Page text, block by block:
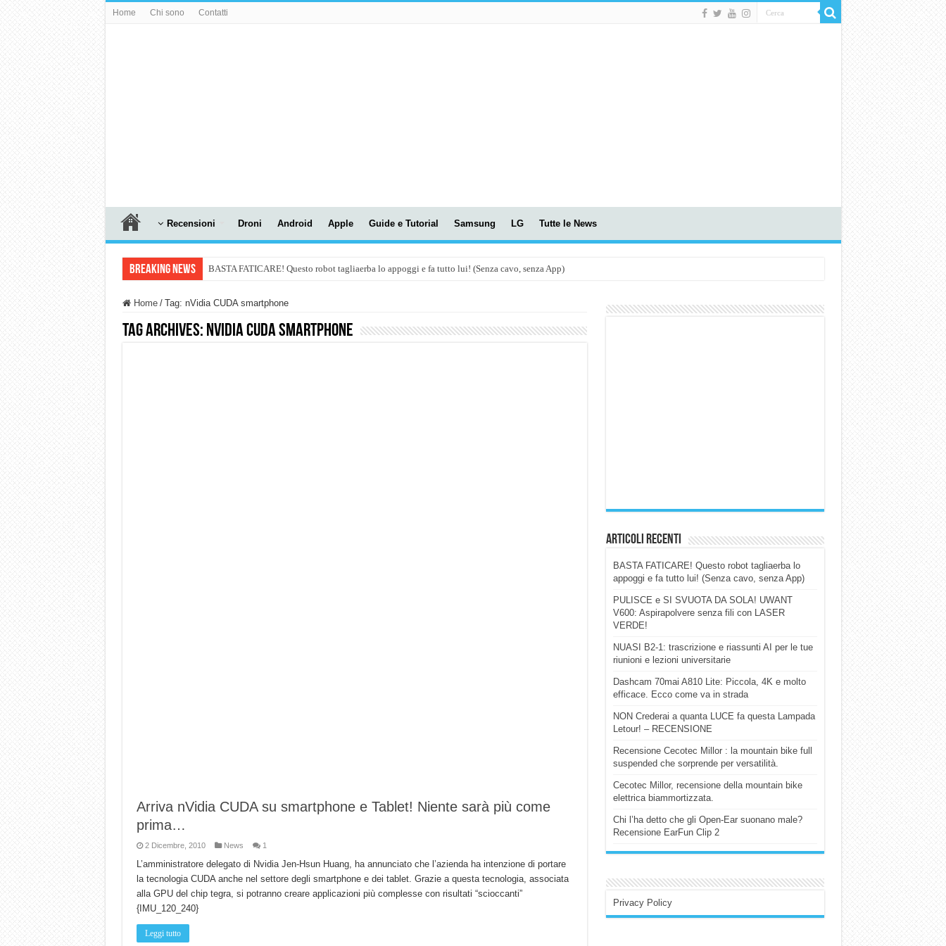
Home Chi sono Contatti
Recensioni Droni Android Apple Guide e Tutorial Samsung LG Tutte le News
Breaking News BASTA FATICARE! Questo robot tagliaerba lo appoggi e fa tutto lui! (Senza cavo, senza App)
Dashcam 70mai A810 Lite: Piccola, 4K e molto efficace. Ecco come va in strada
Home / Tag: nVidia CUDA smartphone
Tag Archives: nVidia CUDA smartphone
Arriva nVidia CUDA su smartphone e Tablet! Niente sarà più come
prima…
2 Dicembre, 2010 News 1
L’amministratore delegato di Nvidia Jen-Hsun Huang, ha annunciato che l’azienda ha intenzione di portare
la tecnologia CUDA anche nel settore degli smartphone e dei tablet. Grazie a questa tecnologia, associata
alla GPU del chip tegra, si potranno creare applicazioni più complesse con risultati “scioccanti”
{IMU_120_240}
Leggi tutto
Articoli Recenti
BASTA FATICARE! Questo robot tagliaerba lo
appoggi e fa tutto lui! (Senza cavo, senza App)
PULISCE e SI SVUOTA DA SOLA! UWANT
V600: Aspirapolvere senza fili con LASER
VERDE!
NUASI B2-1: trascrizione e riassunti AI per le tue
riunioni e lezioni universitarie
Dashcam 70mai A810 Lite: Piccola, 4K e molto
efficace. Ecco come va in strada
NON Crederai a quanta LUCE fa questa Lampada
Letour! – RECENSIONE
Recensione Cecotec Millor : la mountain bike full
suspended che sorprende per versatilità.
Cecotec Millor, recensione della mountain bike
elettrica biammortizzata.
Chi l’ha detto che gli Open-Ear suonano male?
Recensione EarFun Clip 2
Privacy Policy